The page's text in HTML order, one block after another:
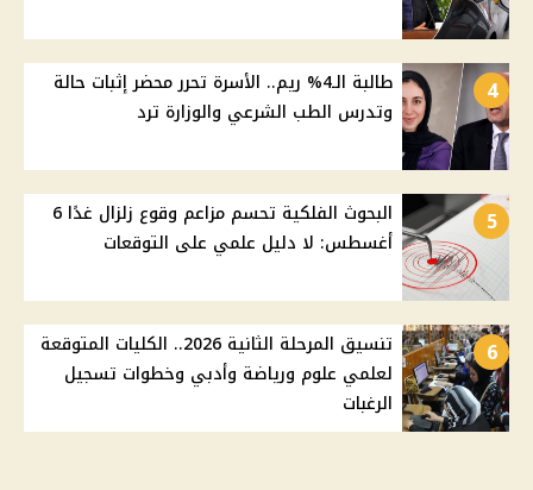
4
طالبة الـ4% ريم.. الأسرة تحرر محضر إثبات حالة
وتدرس الطب الشرعي والوزارة ترد
5
البحوث الفلكية تحسم مزاعم وقوع زلزال غدًا 6
أغسطس: لا دليل علمي على التوقعات
6
تنسيق المرحلة الثانية 2026.. الكليات المتوقعة
لعلمي علوم ورياضة وأدبي وخطوات تسجيل
الرغبات